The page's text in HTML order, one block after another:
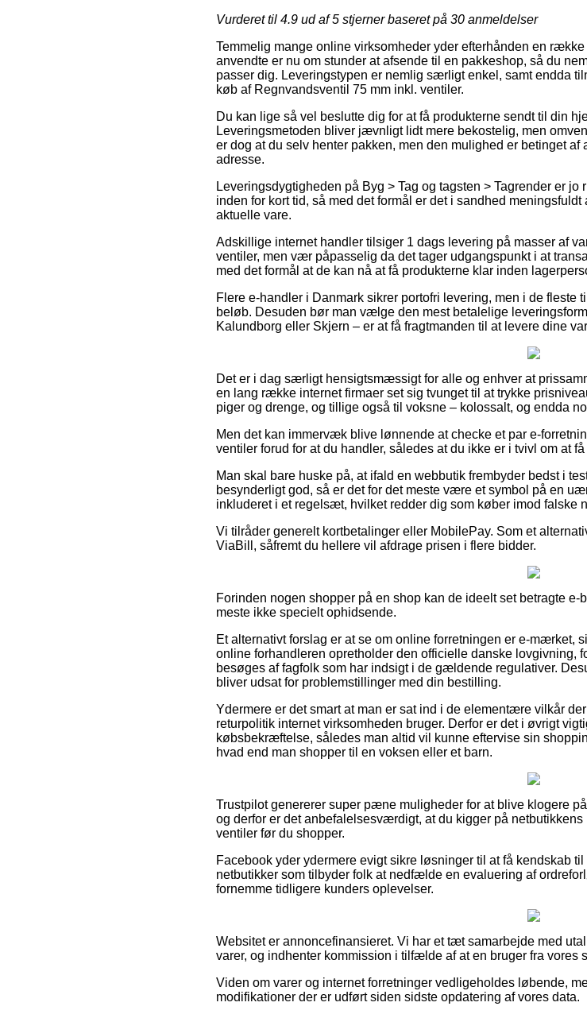
Vurderet til 4.9 ud af 5 stjerner baseret på 30 anmeldelser
Temmelig mange online virksomheder yder efterhånden en
anvendte er nu om stunder at afsende til en pakkeshop, så du
passer dig. Leveringstypen er nemlig særligt enkel, samt endda
køb af Regnvandsventil 75 mm inkl. ventiler.
Du kan lige så vel beslutte dig for at få produkterne sendt til din
Leveringsmetoden bliver jævnligt lidt mere bekostelig, men
er dog at du selv henter pakken, men den mulighed er betinget
adresse.
Leveringsdygtigheden på Byg > Tag og tagsten > Tagrender er
inden for kort tid, så med det formål er det i sandhed
aktuelle vare.
Adskillige internet handler tilsiger 1 dags levering på masser af
ventiler, men vær påpasselig da det tager udgangspunkt i at
med det formål at de kan nå at få produkterne klar inden
Flere e-handler i Danmark sikrer portofri levering, men i de
beløb. Desuden bør man vælge den mest betalelige
Kalundborg eller Skjern – er at få fragtmanden til at levere dine
Det er i dag særligt hensigtsmæssigt for alle og enhver at
en lang række internet firmaer set sig tvunget til at trykke
piger og drenge, og tillige også til voksne – kolossalt, og endda
Men det kan immervæk blive lønnende at checke et par e-
ventiler forud for at du handler, således at du ikke er i tvivl om at
Man skal bare huske på, at ifald en webbutik frembyder bedst i
besynderligt god, så er det for det meste være et symbol på en
inkluderet i et regelsæt, hvilket redder dig som køber imod falske
Vi tilråder generelt kortbetalinger eller MobilePay. Som et
ViaBill, såfremt du hellere vil afdrage prisen i flere bidder.
Forinden nogen shopper på en shop kan de ideelt set betragte
meste ikke specielt ophidsende.
Et alternativt forslag er at se om online forretningen er e-mærket,
online forhandleren opretholder den officielle danske lovgivning,
besøges af fagfolk som har indsigt i de gældende regulativer.
bliver udsat for problemstillinger med din bestilling.
Ydermere er det smart at man er sat ind i de elementære vilkår
returpolitik internet virksomheden bruger. Derfor er det i øvrigt
købsbekræftelse, således man altid vil kunne eftervise sin
hvad end man shopper til en voksen eller et barn.
Trustpilot genererer super pæne muligheder for at blive klogere
og derfor er det anbefalelsesværdigt, at du kigger på
ventiler før du shopper.
Facebook yder ydermere evigt sikre løsninger til at få kendskab
netbutikker som tilbyder folk at nedfælde en evaluering af
fornemme tidligere kunders oplevelser.
Websitet er annoncefinansieret. Vi har et tæt samarbejde med
varer, og indhenter kommission i tilfælde af at en bruger fra vores
Viden om varer og internet forretninger vedligeholdes løbende,
modifikationer der er udført siden sidste opdatering af vores data.